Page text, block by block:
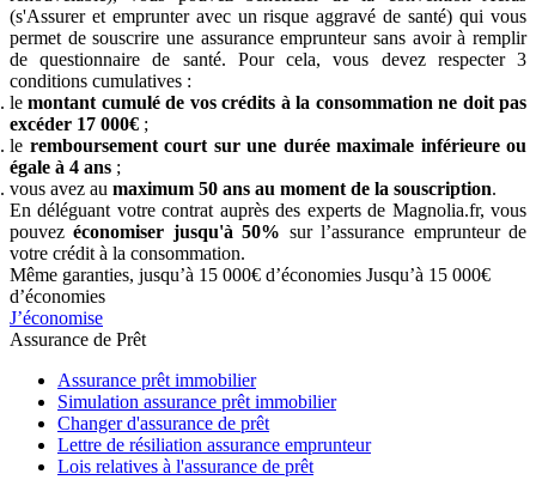
(s'Assurer et emprunter avec un risque aggravé de santé) qui vous
permet de souscrire une assurance emprunteur sans avoir à remplir
de questionnaire de santé. Pour cela, vous devez respecter 3
conditions cumulatives :
lemontant cumulé de vos crédits à la consommation ne doit pas
excéder 17 000€ ;
le remboursement court sur une durée maximale inférieure ou
égale à 4 ans ;
vous avez au maximum 50 ans au moment de la souscription.
En déléguant votre contrat auprès des experts de Magnolia.fr, vous
pouvezéconomiser jusqu'à 50% sur l’assurance emprunteur de
votre crédit à la consommation.
Même garanties, jusqu’à 15 000€ d’économies Jusqu’à 15 000€
d’économies
J’économise
Assurance de Prêt
Assurance prêt immobilier
Simulation assurance prêt immobilier
Changer d'assurance de prêt
Lettre de résiliation assurance emprunteur
Lois relatives à l'assurance de prêt